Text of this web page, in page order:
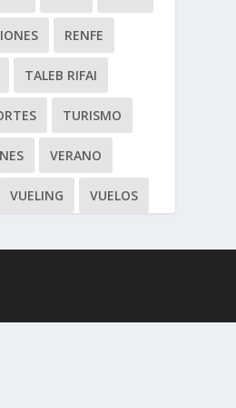
RENFE
TALEB RIFAI
TURISMO
VERANO
VUELING VUELOS